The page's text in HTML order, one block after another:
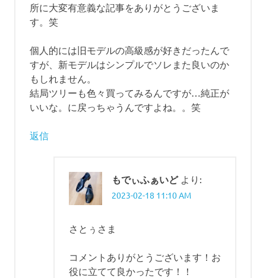
所に大変有意義な記事をありがとうございま
す。笑
個人的には旧モデルの高級感が好きだったんで
すが、新モデルはシンプルでソレまた良いのか
もしれません。
結局ツリーも色々買ってみるんですが…純正が
いいな。に戻っちゃうんですよね。。笑
返信
もでぃふぁいど より:
2023-02-18 11:10 AM
さとぅさま
コメントありがとうございます！お
役に立てて良かったです！！